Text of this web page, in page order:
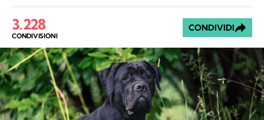
3.228
CONDIVISIONI
CONDIVIDI